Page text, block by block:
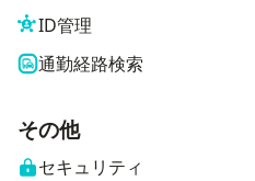
ID管理
通勤経路検索
その他
セキュリティ